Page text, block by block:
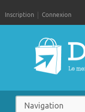
Inscription Connexion